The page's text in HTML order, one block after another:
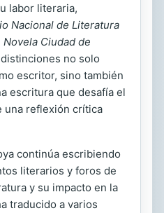
labor literaria,
Nacional de Literatura
Ciudad de
no solo
escritor, sino también
escritura que desafía el
una reflexión crítica
continúa escribiendo
literarios y foros de
y su impacto en la
traducido a varios